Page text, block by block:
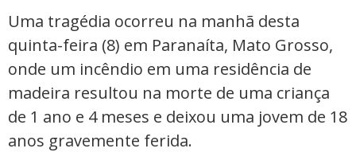
Uma tragédia ocorreu na manhã desta
quinta-feira (8) em Paranaíta, Mato Grosso,
onde um incêndio em uma residência de
madeira resultou na morte de uma criança
de 1 ano e 4 meses e deixou uma jovem de 18
anos gravemente ferida.